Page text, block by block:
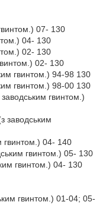
07- 130
04- 130
02- 130
02- 130
гвинтом.) 94-98 130
гвинтом.) 98-00 130
гвинтом.)
заводським
гвинтом.) 04- 140
гвинтом.) 05- 130
гвинтом.) 04- 130
гвинтом.) 01-04; 05-